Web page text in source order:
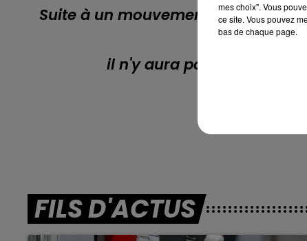
Suite à un mouvement de grêve
nouvelle
il n'y aura pas de
FILS D'ACTUS
mes choix". Vous
ce site. Vous pouvez
bas de chaque page.